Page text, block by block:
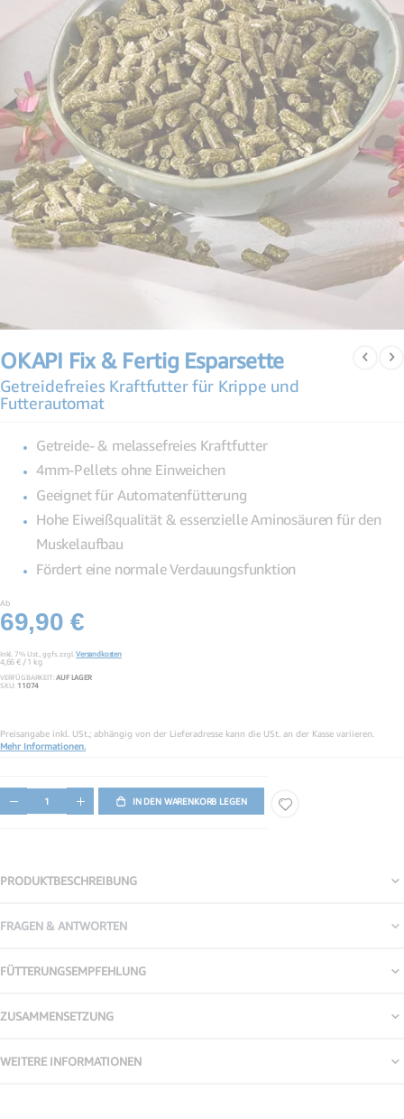
der
Bildergalerie
springen
OKAPI Fix & Fertig Esparsette
Getreidefreies Kraftfutter für Krippe und
Futterautomat
Getreide- & melassefreies Kraftfutter
4mm-Pellets ohne Einweichen
Geeignet für Automatenfütterung
Hohe Eiweißqualität & essenzielle Aminosäuren für den
Muskelaufbau
Fördert eine normale Verdauungsfunktion
Ab
69,90 €
Inkl. 7% Ust.,ggfs. zzgl.Versandkosten
4,66 €/ 1 kg
VERFÜGBARKEIT:AUF LAGER
SKU 11074
Preisangabe inkl. USt.; abhängig von der Lieferadresse kann die USt. an der Kasse variieren.
Mehr Informationen.
IN DEN WARENKORB LEGEN
PRODUKTBESCHREIBUNG
FRAGEN & ANTWORTEN
FÜTTERUNGSEMPFEHLUNG
ZUSAMMENSETZUNG
WEITERE INFORMATIONEN